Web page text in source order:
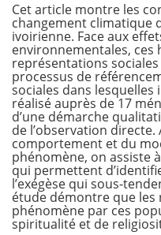
Cet article montre les
changement climatique
ivoirienne. Face aux
environnementales, ces
représentations
processus de
sociales dans lesquelles
réalisé auprès de 17
d’une démarche
de l’observation
comportement et du
phénomène, on assiste
qui permettent
l’exégèse qui sous-
étude démontre que les
phénomène par ces
spiritualité et de